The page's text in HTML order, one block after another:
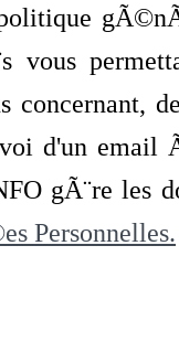
vous
concernant,
d'un
gÃ¨re les
Personnelles.